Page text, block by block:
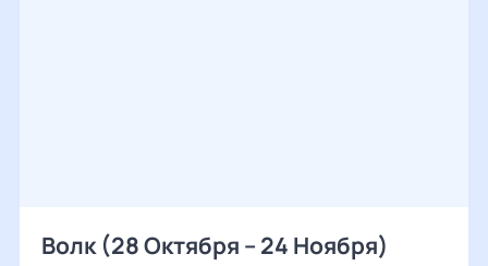
Волк (28 Октября – 24 Ноября)